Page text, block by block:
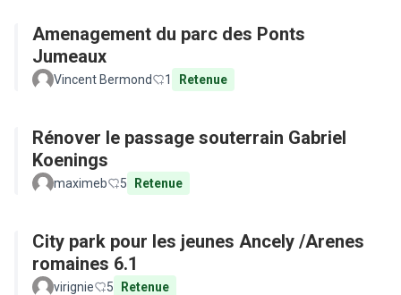
Amenagement du parc des Ponts
Jumeaux
Vincent Bermond 1 Retenue
Rénover le passage souterrain Gabriel
Koenings
maximeb 5 Retenue
City park pour les jeunes Ancely /Arenes
romaines 6.1
virignie 5 Retenue